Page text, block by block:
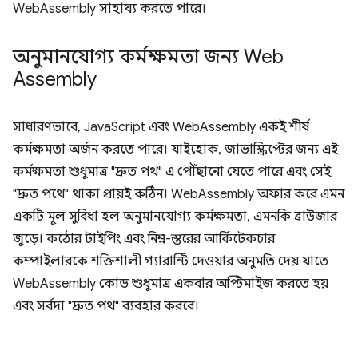
WebAssembly সাহায্য করতে পারে।
অনুমানযোগ্য কর্মক্ষমতা জন্য Web
Assembly
সাধারণভাবে, JavaScript এবং WebAssembly একই শীর্ষ
কর্মক্ষমতা অর্জন করতে পারে। যাইহোক, জাভাস্ক্রিপ্টের জন্য এই
কর্মক্ষমতা শুধুমাত্র "দ্রুত পথ" এ পৌঁছানো যেতে পারে এবং সেই
"দ্রুত পথে" থাকা প্রায়ই কঠিন। WebAssembly অফার করে এমন
একটি মূল সুবিধা হল অনুমানযোগ্য কর্মক্ষমতা, এমনকি ব্রাউজার
জুড়ে। কঠোর টাইপিং এবং নিম্ন-স্তরের আর্কিটেকচার
কম্পাইলারকে শক্তিশালী গ্যারান্টি দেওয়ার অনুমতি দেয় যাতে
WebAssembly কোড শুধুমাত্র একবার অপ্টিমাইজ করতে হয়
এবং সর্বদা "দ্রুত পথ" ব্যবহার করবে।